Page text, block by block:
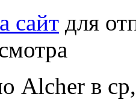
сайт для
Alcher в